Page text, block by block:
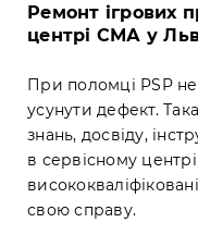
Ремонт ігрових
центрі СМА у
При поломці PSP
усунути дефект.
знань, досвіду,
в сервісному
свою справу.